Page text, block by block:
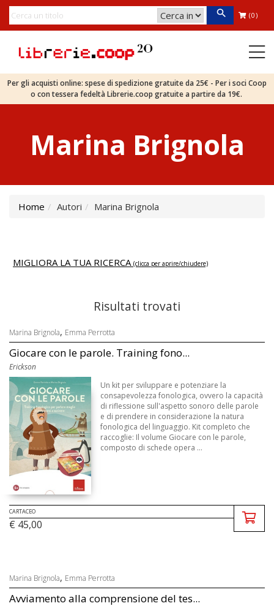
(0)
Per gli acquisti online: spese di spedizione gratuite da 25€ - Per i soci Coop
o con tessera fedeltà Librerie.coop gratuite a partire da 19€.
Marina Brignola
Home Autori Marina Brignola
MIGLIORA LA TUA RICERCA (clicca per aprire/chiudere)
Risultati trovati
Marina Brignola, Emma Perrotta
Giocare con le parole. Training fono...
Erickson
Un kit per sviluppare e potenziare la
consapevolezza fonologica, ovvero la capacità
di riflessione sull'aspetto sonoro delle parole
e di prendere in considerazione la natura
fonologica del linguaggio. Kit completo che
raccoglie: Il volume Giocare con le parole,
composto di schede opera ...
CARTACEO
€ 45,00
Marina Brignola, Emma Perrotta
Avviamento alla comprensione del tes...